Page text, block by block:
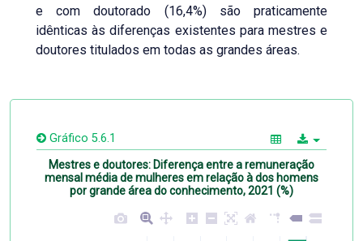
e com doutorado (16,4%) são praticamente
idênticas às diferenças existentes para mestres e
doutores titulados em todas as grandes áreas.
Gráfico 5.6.1
Mestres e doutores: Diferença entre a remuneração
mensal média de mulheres em relação à dos homens
por grande área do conhecimento, 2021 (%)